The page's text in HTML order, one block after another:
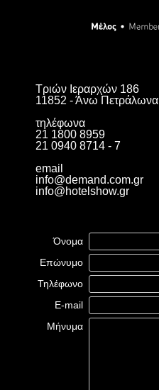
Τριών Ιεραρχών 186
11852 - Άνω Πετράλωνα
τηλέφωνα
21 1800 8959
21 0940 8714 - 7
email
info@demand.com.gr
info@hotelshow.gr
Όνομα
Επώνυμο
Τηλέφωνο
E-mail
Μήνυμα